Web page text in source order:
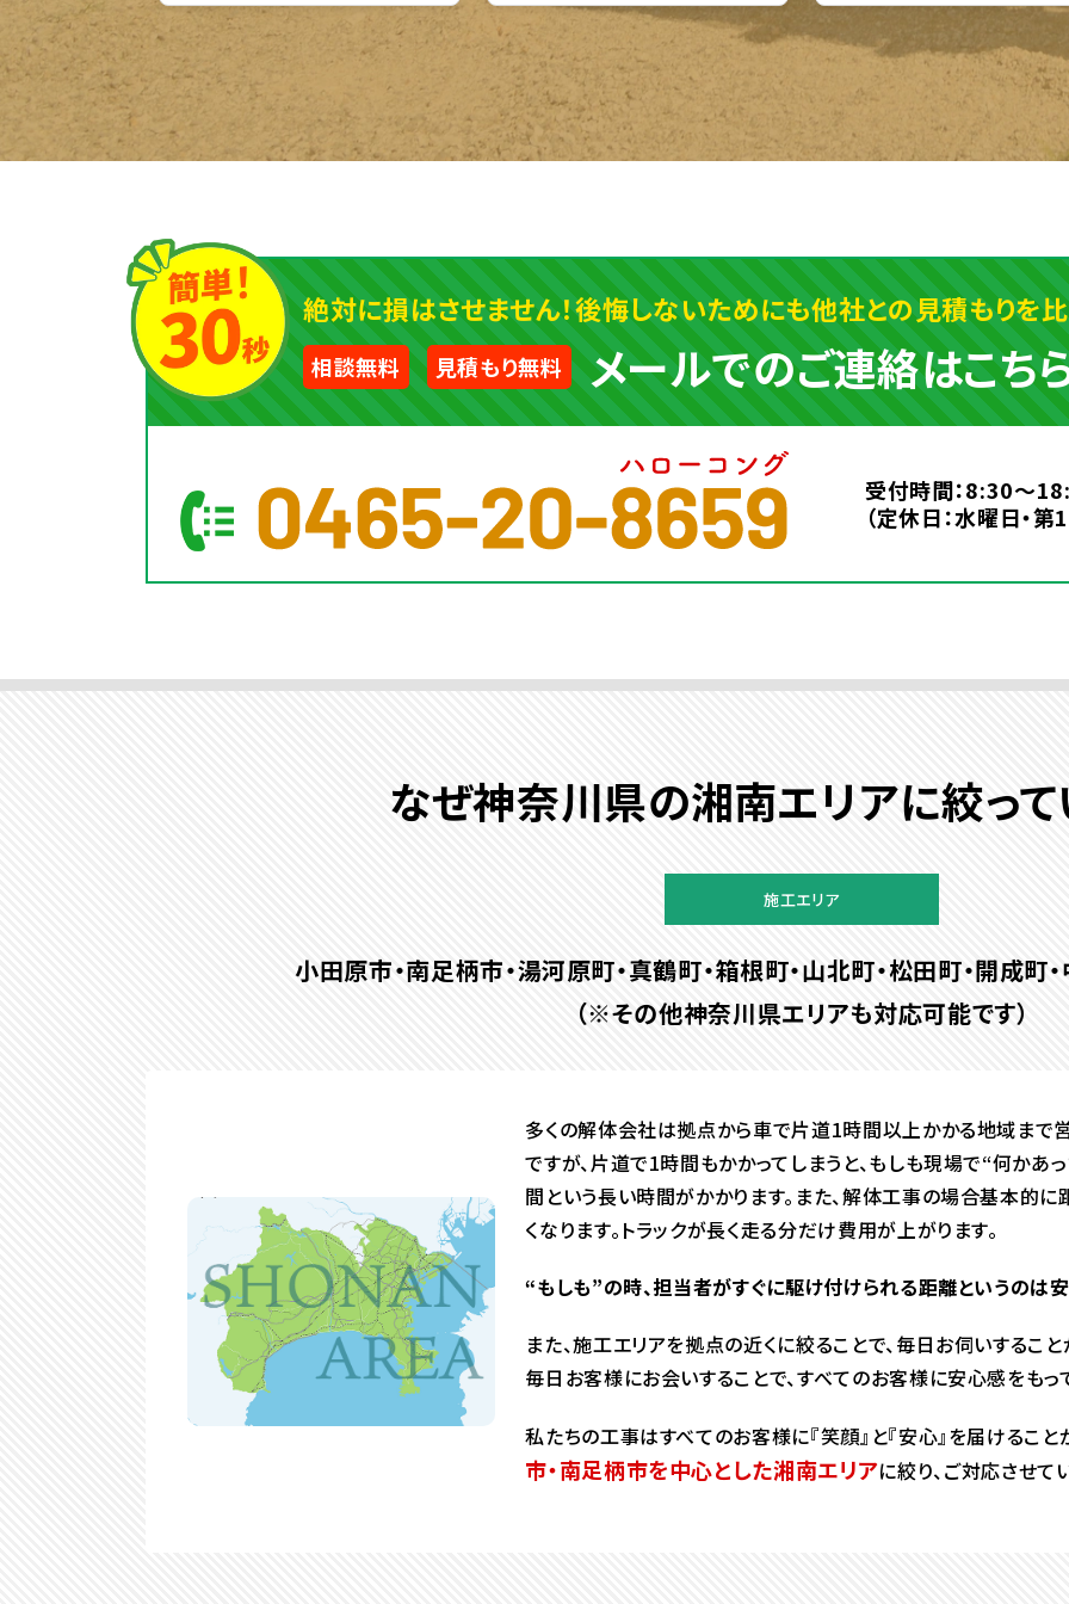
絶対に損はさせません！後悔しないためにも他社との見積もりを
相談無料 見積もり無料 メールでのご連絡はこち
受付時間：8:30～
（定休日：水曜日・
なぜ神奈川県の湘南エリアに絞って
施工エリア
小田原市・南足柄市・湯河原町・真鶴町・箱根町・山北町・松田町・開成町
（※その他神奈川県エリアも対応可能です）
多くの解体会社は拠点から車で片道1時間以上かかる地域まで
ですが、片道で1時間もかかってしまうと、もしも現場で“何か
間という長い時間がかかります。また、解体工事の場合基本的
くなります。トラックが長く走る分だけ費用が上がります。
“もしも”の時、担当者がすぐに駆け付けられる距離というのは
また、施工エリアを拠点の近くに絞ることで、毎日お伺いするこ
毎日お客様にお会いすることで、すべてのお客様に安心感をもっ
私たちの工事はすべてのお客様に『笑顔』と『安心』を届けるこ
市・南足柄市を中心とした湘南エリアに絞り、ご対応させて